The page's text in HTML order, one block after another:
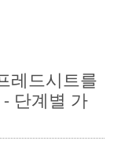
레드시트를
단계별 가